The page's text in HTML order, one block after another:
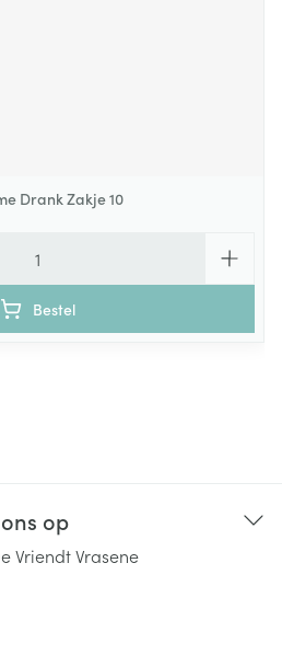
Drank Zakje 10
Bestel
op
Vriendt Vrasene